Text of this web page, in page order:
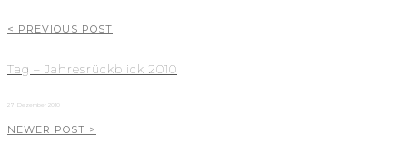
< PREVIOUS POST
Tag – Jahresrückblick 2010
27. Dezember 2010
NEWER POST >